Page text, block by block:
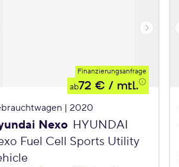
Finanzierungsanfrage
ab72 € / mtl.
| 2020
Nexo HYUNDAI
Fuel Cell Sports Utility